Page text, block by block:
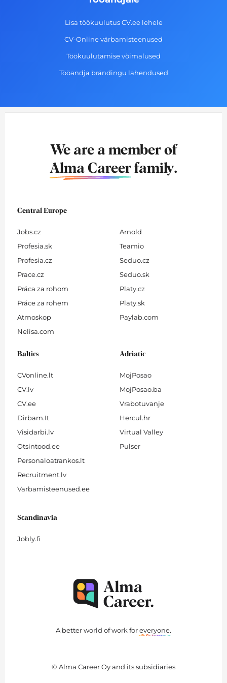
Lisa töökuulutus CV.ee lehele
CV-Online värbamisteenused
Töökuulutamise võimalused
Tööandja brändingu lahendused
We are a member of
Alma Career family.
Central Europe
Jobs.cz
Profesia.sk
Profesia.cz
Prace.cz
Práca za rohom
Práce za rohem
Atmoskop
Nelisa.com
Arnold
Teamio
Seduo.cz
Seduo.sk
Platy.cz
Platy.sk
Paylab.com
Baltics
CVonline.lt
CV.lv
CV.ee
Dirbam.It
Visidarbi.lv
Otsintood.ee
Personaloatrankos.lt
Recruitment.lv
Varbamisteenused.ee
Adriatic
MojPosao
MojPosao.ba
Vrabotuvanje
Hercul.hr
Virtual Valley
Pulser
Scandinavia
Jobly.fi
A better world of work foreveryone.
© Alma Career Oy and its subsidiaries